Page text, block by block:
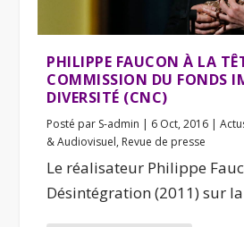
PHILIPPE FAUCON À LA
COMMISSION DU FONDS
DIVERSITÉ (CNC)
Posté par S-admin | 6 Oct, 2016 |
& Audiovisuel, Revue de presse
Le réalisateur Philippe
Désintégration (2011) sur